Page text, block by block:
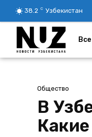
38.2 C Узбекистан
Общество
В